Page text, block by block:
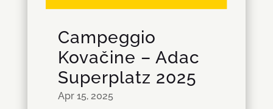
Campeggio
Kovačine – Adac
Superplatz 2025
Apr 15, 2025